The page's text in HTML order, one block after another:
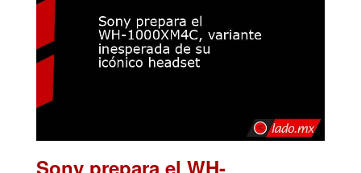
Sony prepara el WH-